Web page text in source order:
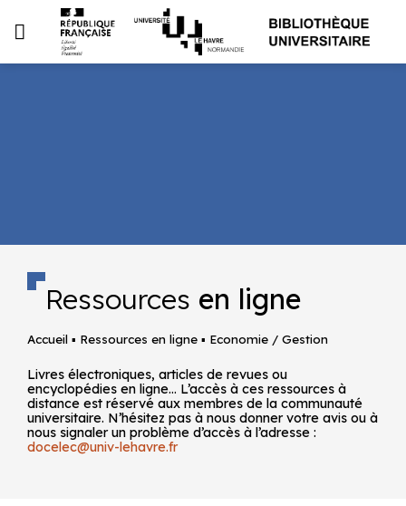
Ressources en ligne
Accueil ▪ Ressources en ligne ▪ Economie / Gestion
Livres électroniques, articles de revues ou
encyclopédies en ligne… L’accès à ces ressources à
distance est réservé aux membres de la communauté
universitaire. N’hésitez pas à nous donner votre avis ou à
nous signaler un problème d’accès à l’adresse :
docelec@univ-lehavre.fr